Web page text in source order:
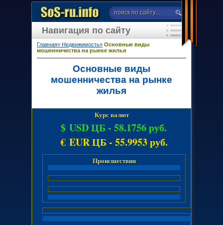
Главная» Недвижимость» Основные виды
мошенничества на рынке жилья
Основные виды
мошенничества на рынке
жилья
Курс валют
$ USD ЦБ - 58.1756 руб.
€ EUR ЦБ - 55.9953 руб.
Происшествия
Навигация по сайту